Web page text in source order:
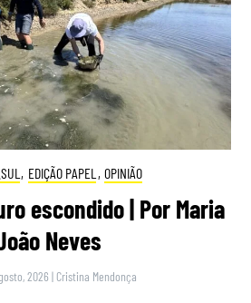
, EDIÇÃO PAPEL , OPINIÃO
escondido | Por Maria
Neves
2026 | Cristina Mendonça